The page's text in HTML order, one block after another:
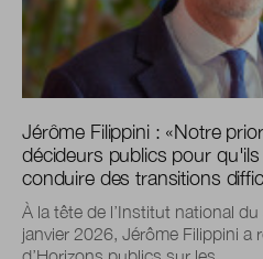
Jérôme Filippini : «Notre
décideurs publics pour
conduire des transitions
À la tête de l’Institut national
janvier 2026, Jérôme Filippini a